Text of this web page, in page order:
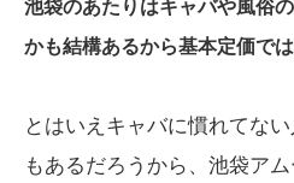
池袋のあたりはキャバや風俗
かも結構あるから基本定価で
とはいえキャバに慣れてな
もあるだろうから、池袋ア